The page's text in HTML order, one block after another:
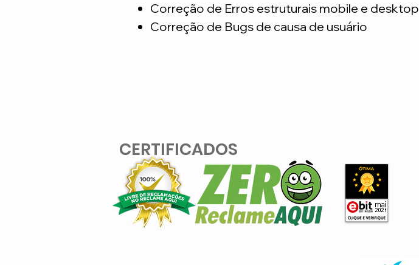
Correção de Erros estruturais mobile e desktop
Correção de Bugs de causa de usuário
CERTIFICADOS